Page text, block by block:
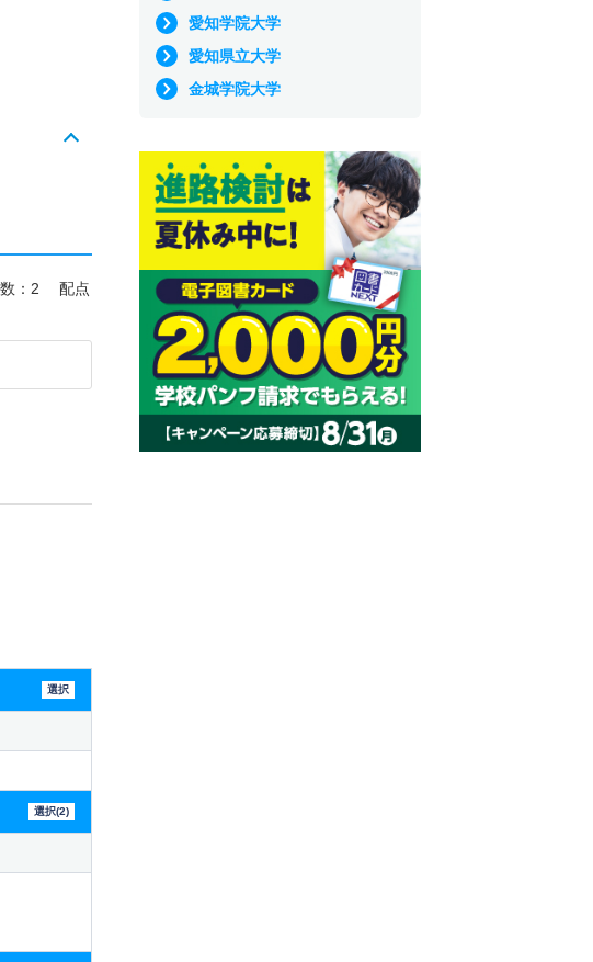
数：2 配点
選択
選択(2)
愛知学院大学
愛知県立大学
金城学院大学